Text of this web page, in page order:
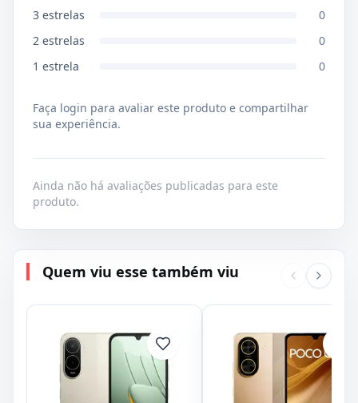
3 estrelas
0
2 estrelas
0
1 estrela 0
Faça login para avaliar este produto e compartilhar
sua experiência.
Ainda não há avaliações publicadas para este
produto.
Quem viu esse também viu